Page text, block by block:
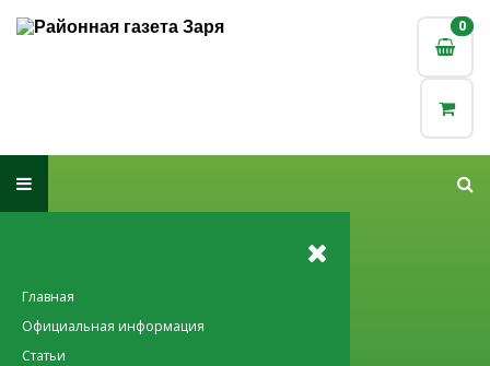
0
0
Главная
Официальная информация
Статьи